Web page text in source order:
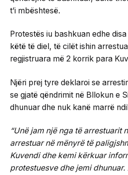
t’i mbështesë.
Protestës iu bashkuan edhe
këtë të diel, të cilët ishin
regjistruara më 2 korrik para
Njëri prej tyre deklaroi se
se gjatë qëndrimit në Bllokun e
dhunuar dhe nuk kanë marrë
“Unë jam një nga të arrestuarit
arrestuar në mënyrë të
Kuvendi dhe kemi kërkuar
protestuesve dhe jemi